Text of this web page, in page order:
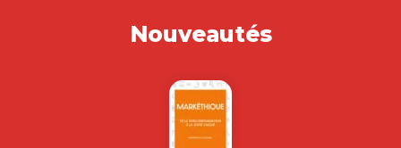
Nouveautés